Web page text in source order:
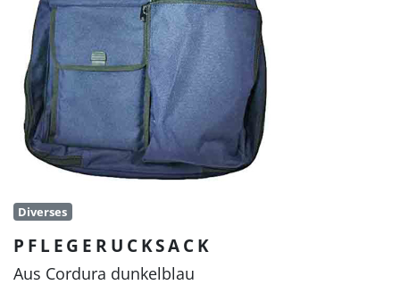
Diverses
PFLEGERUCKSACK
Aus Cordura dunkelblau